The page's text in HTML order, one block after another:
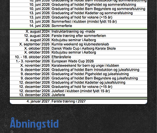
Åbningstid